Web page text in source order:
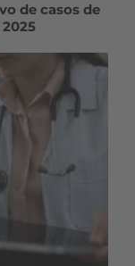
de casos de